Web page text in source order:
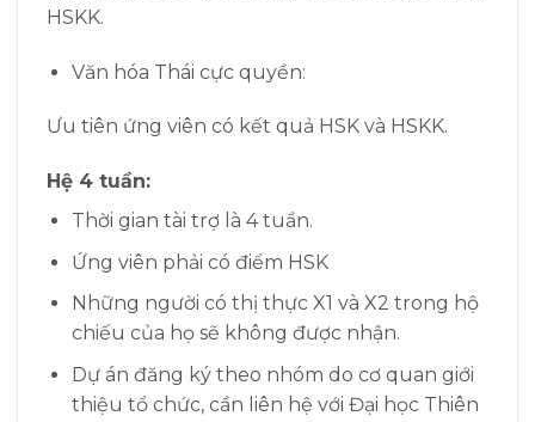
HSKK.
Văn hóa Thái cực quyền:
Ưu tiên ứng viên có kết quả HSK và HSKK.
Hệ 4 tuần:
Thời gian tài trợ là 4 tuần.
Ứng viên phải có điểm HSK
Những người có thị thực X1 và X2 trong hộ
chiếu của họ sẽ không được nhận.
Dự án đăng ký theo nhóm do cơ quan giới
thiệu tổ chức, cần liên hệ với Đại học Thiên